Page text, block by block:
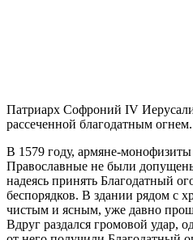
Патриарх Софроний IV
рассеченной благодатным огнем.
В 1579 году, армяне-
Православные не были
надеясь принять Благодатный
беспорядков. В здании рядом с
чистым и ясным, уже давно
Вдруг раздался громовой удар,